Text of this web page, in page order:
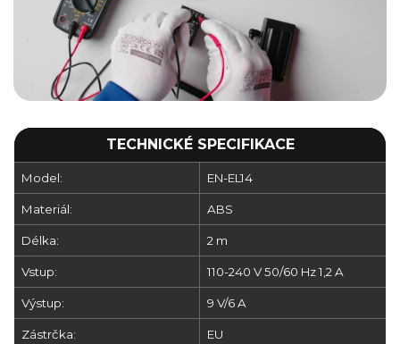
TECHNICKÉ SPECIFIKACE
Model: EN-EL14
Materiál: ABS
Délka: 2 m
Vstup: 110-240 V 50/60 Hz 1,2 A
Výstup: 9 V/6 A
Zástrčka: EU